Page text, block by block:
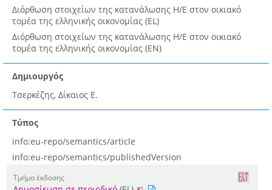
Διόρθωση στοιχείων της κατανάλωσης Η/Ε στον οικιακό
τομέα της ελληνικής οικονομίας (EL)
Διόρθωση στοιχείων της κατανάλωσης Η/Ε στον οικιακό
τομέα της ελληνικής οικονομίας (EN)
Δημιουργός
Τσερκέζης, Δίκαιος Ε.
Τύπος
info:eu-repo/semantics/article
info:eu-repo/semantics/publishedVersion
Τμήμα έκδοσης